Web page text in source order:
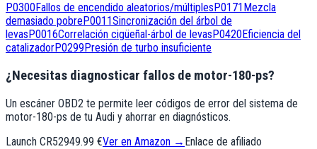
P0300 Fallos de encendido aleatorios/múltiples P0171 Mezcla
demasiado pobre P0011Sincronización del árbol de
levas P0016Correlación cigüeñal-árbol de levas P0420 Eficiencia del
catalizadorP0299 Presión de turbo insuficiente
¿Necesitas diagnosticar fallos de motor-180-ps?
Un escáner OBD2 te permite leer códigos de error del sistema de
motor-180-ps de tu Audi y ahorrar en diagnósticos.
Launch CR52949.99 €Ver en Amazon → Enlace de afiliado